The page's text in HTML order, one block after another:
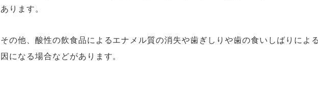
あります。
その他、酸性の飲食品によるエナメル質の消失や歯ぎしりや歯の食いしばりによ
因になる場合などがあります。